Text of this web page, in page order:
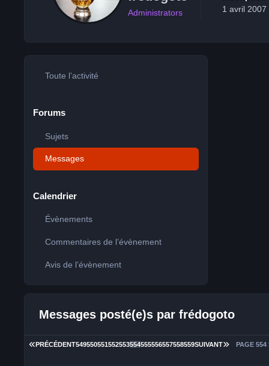
Administrators
1 avril 2007
Toute l’activité
Forums
Sujets
Messages
Calendrier
Évènements
Commentaires de l’évènement
Avis de l’évènement
Messages posté(e)s par frédogoto
PREMIÈRE PAGE
PRÉCÉDENT549550551552553554555556557558559SUIVANT DERNIÈRE
PAGE 554